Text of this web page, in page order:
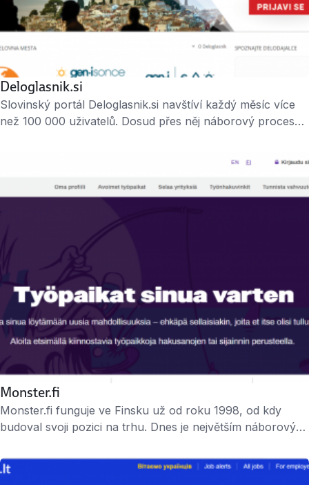
Deloglasnik.si
Slovinský portál Deloglasnik.si navštíví každý měsíc více
než 100 000 uživatelů. Dosud přes něj náborový proces
skupiny Alma Media.
Monster.fi
Monster.fi funguje ve Finsku už od roku 1998, od kdy
budoval svoji pozici na trhu. Dnes je největším náborovým
roku 2014 měla na aktivitách této finské odnože Monster
25% podíl společnost Monster Worldwide, zatímco Alma